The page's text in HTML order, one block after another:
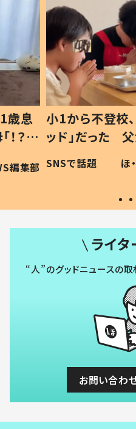
歳息
？」
編集部
小1から不登校
ッド」だった
作り続ける理
#令和の子
SNSで話題 ほ
ライタ
“人”のグッドニュースの
お問い合わ